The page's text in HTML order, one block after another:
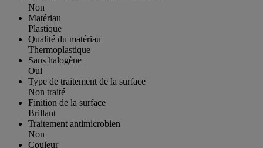
Non
Matériau
Plastique
Qualité du matériau
Thermoplastique
Sans halogène
Oui
Type de traitement de la surface
Non traité
Finition de la surface
Brillant
Traitement antimicrobien
Non
Couleur